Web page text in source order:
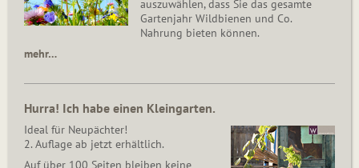
auszuwählen, dass Sie das gesamte
Gartenjahr Wildbienen und Co.
Nahrung bieten können.
mehr…
Hurra! Ich habe einen Kleingarten.
Ideal für Neupächter!
2. Auflage ab jetzt erhältlich.
Auf über 100 Seiten bleiben keine